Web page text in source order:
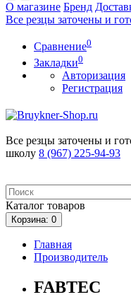
О магазине Бренд
Все резцы заточены и
Сравнение0
Закладки0
Авторизация
Регистрация
Все резцы заточены и
школу 8 (967) 225-94-93
Каталог товаров
Корзина: 0
Главная
Производитель
FABTEC